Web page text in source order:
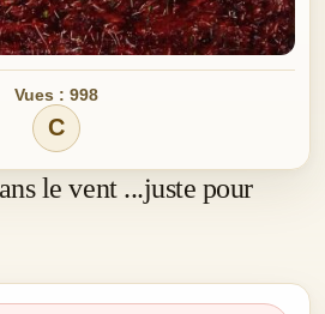
Vues : 998
C
le vent ...juste pour